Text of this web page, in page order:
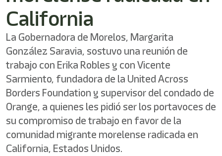
California
La Gobernadora de Morelos, Margarita
González Saravia, sostuvo una reunión de
trabajo con Erika Robles y con Vicente
Sarmiento, fundadora de la United Across
Borders Foundation y supervisor del condado de
Orange, a quienes les pidió ser los portavoces de
su compromiso de trabajo en favor de la
comunidad migrante morelense radicada en
California, Estados Unidos.